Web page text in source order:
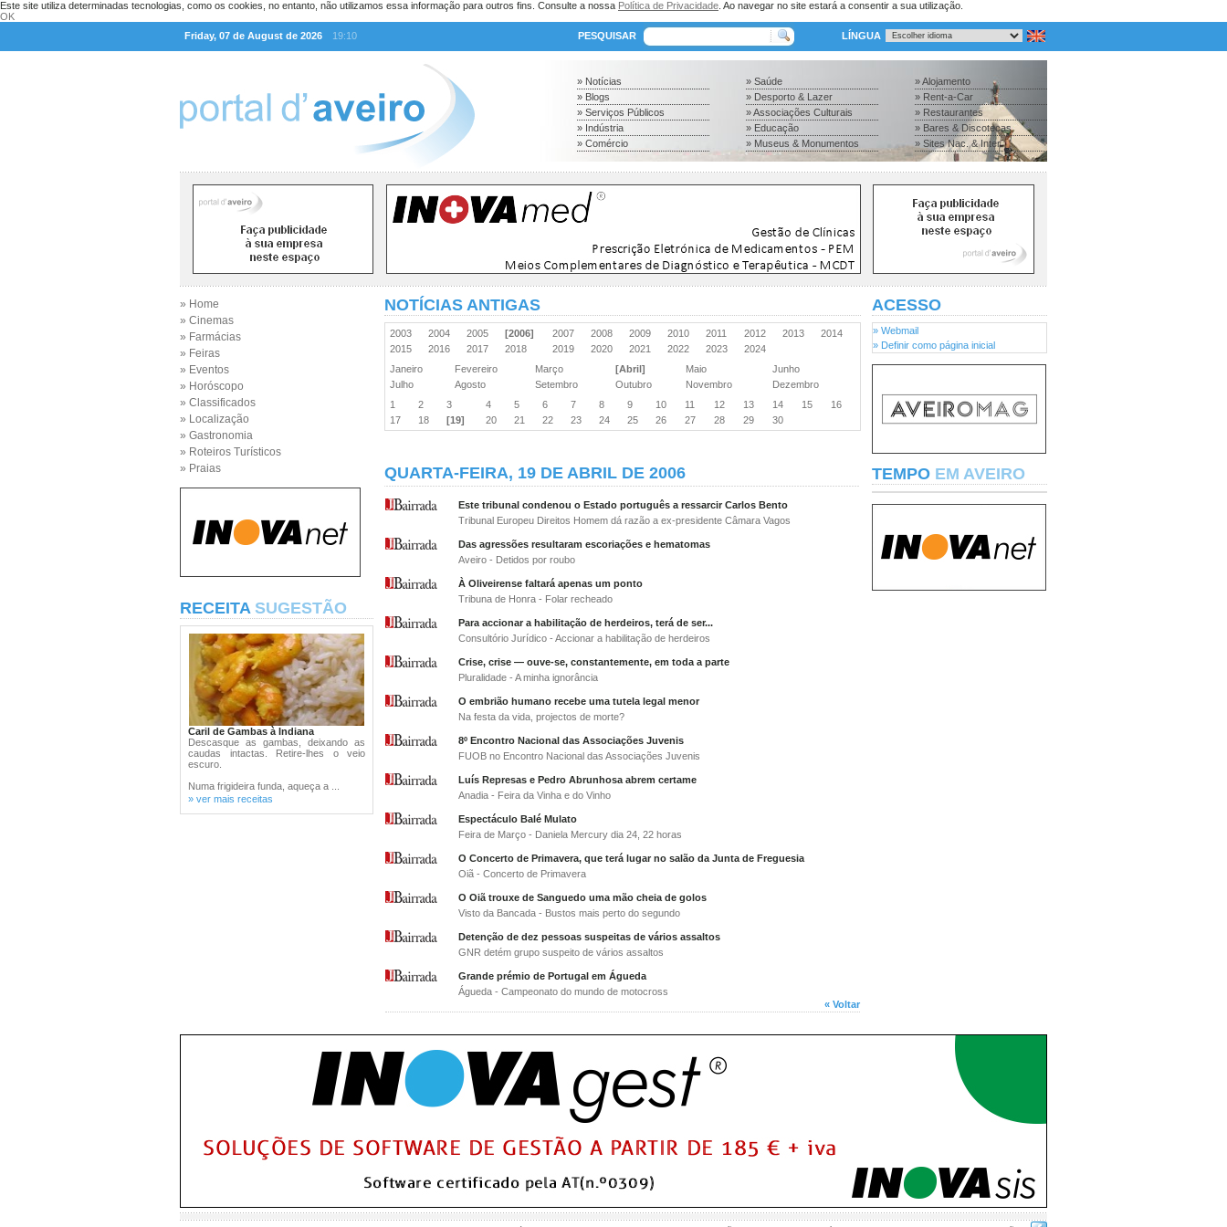
Este site utiliza determinadas tecnologias, como os cookies, no entanto, não utilizamos essa informação para outros fins. Consulte a nossa Política de Privacidade . Ao navegar no site estará a consentir a sua utilização.
OK
Friday, 07 de August de 2026
19:10 PESQUISAR LÍNGUA
» Notícias
» Blogs
» Serviços Públicos
» Indústria
» Comércio
» Saúde
» Desporto & Lazer
» Associações Culturais
» Educação
» Museus & Monumentos
» Alojamento
» Rent-a-Car
» Restaurantes
» Bares & Discotecas
» Sites Nac. & Inter.
» Home
» Cinemas
» Farmácias
» Feiras
» Eventos
» Horóscopo
» Classificados
» Localização
» Gastronomia
» Roteiros Turísticos
» Praias
RECEITA SUGESTÃO
Caril de Gambas à Indiana
Descasque as gambas, deixando as
caudas intactas. Retire-lhes o veio
escuro.
Numa frigideira funda, aqueça a ...
» ver mais receitas
NOTÍCIAS ANTIGAS
2003 2004 2005 [2006] 2007 2008 2009 2010 2011 2012 2013
2014
2015
2016 2017 2018 2019 2020 2021 2022 2023
2024
Janeiro
Fevereiro Março [Abril] Maio
Junho
Julho
Agosto Setembro Outubro Novembro
Dezembro
1
2 3 4 5 6 7 8 9 10 11 12 13 14 15
16
17
18 [19] 20 21 22 23 24 25 26 27 28 29 30
QUARTA-FEIRA, 19 DE ABRIL DE 2006
Este tribunal condenou o Estado português a ressarcir Carlos Bento
Tribunal Europeu Direitos Homem dá razão a ex-presidente Câmara Vagos
Das agressões resultaram escoriações e hematomas
Aveiro - Detidos por roubo
À Oliveirense faltará apenas um ponto
Tribuna de Honra - Folar recheado
Para accionar a habilitação de herdeiros, terá de ser...
Consultório Jurídico - Accionar a habilitação de herdeiros
Crise, crise — ouve-se, constantemente, em toda a parte
Pluralidade - A minha ignorância
O embrião humano recebe uma tutela legal menor
Na festa da vida, projectos de morte?
8º Encontro Nacional das Associações Juvenis
FUOB no Encontro Nacional das Associações Juvenis
Luís Represas e Pedro Abrunhosa abrem certame
Anadia - Feira da Vinha e do Vinho
Espectáculo Balé Mulato
Feira de Março - Daniela Mercury dia 24, 22 horas
O Concerto de Primavera, que terá lugar no salão da Junta de Freguesia
Oiã - Concerto de Primavera
O Oiã trouxe de Sanguedo uma mão cheia de golos
Visto da Bancada - Bustos mais perto do segundo
Detenção de dez pessoas suspeitas de vários assaltos
GNR detém grupo suspeito de vários assaltos
Grande prémio de Portugal em Águeda
Águeda - Campeonato do mundo de motocross
« Voltar
ACESSO
» Webmail
» Definir como página inicial
TEMPO EM AVEIRO